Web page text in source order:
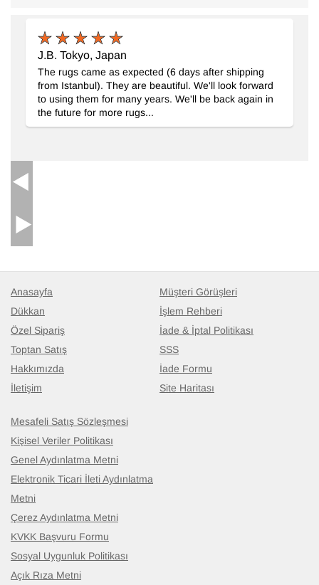
El Dokuma Vintage Halı- K0039797
140 cm x 328 cm
42.785
J.B. Tokyo, Japan
The rugs came as expected (6 days after shipping
from Istanbul). They are beautiful. We'll look forward
to using them for many years. We'll be back again in
the future for more rugs...
Anasayfa
Dükkan
Özel Sipariş
Toptan Satış
Hakkımızda
İletişim
Müşteri Görüşleri
İşlem Rehberi
İade & İptal Politikası
SSS
İade Formu
Site Haritası
Mesafeli Satış Sözleşmesi
Kişisel Veriler Politikası
Genel Aydınlatma Metni
Elektronik Ticari İleti Aydınlatma
Metni
Çerez Aydınlatma Metni
KVKK Başvuru Formu
Sosyal Uygunluk Politikası
Açık Rıza Metni